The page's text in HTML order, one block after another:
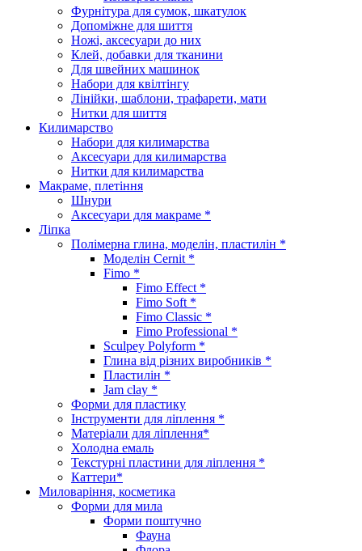
Фурнітура для сумок, шкатулок
Допоміжне для шиття
Ножі, аксесуари до них
Клей, добавки для тканини
Для швейних машинок
Набори для квілтінгу
Лінійки, шаблони, трафарети, мати
Нитки для шиття
Килимарство
Набори для килимарства
Аксесуари для килимарства
Нитки для килимарства
Макраме, плетіння
Шнури
Аксесуари для макраме *
Ліпка
Полімерна глина, моделін, пластилін *
Моделін Cernit *
Fimo *
Fimo Effect *
Fimo Soft *
Fimo Classic *
Fimo Professional *
Sculpey Polyform *
Глина від різних виробників *
Пластилін *
Jam clay *
Форми для пластику
Інструменти для ліплення *
Матеріали для ліплення*
Холодна емаль
Текстурні пластини для ліплення *
Каттери*
Миловаріння, косметика
Форми для мила
Форми поштучно
Фауна